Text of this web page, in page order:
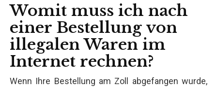
Womit muss ich nach
einer Bestellung von
illegalen Waren im
Internet rechnen?
Wenn Ihre Bestellung am Zoll abgefangen wurde,